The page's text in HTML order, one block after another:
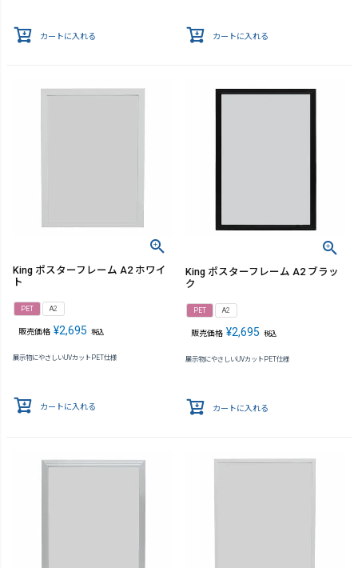
カートに入れる カートに入れる
King ポスターフレーム A2 ホワイ
ト
PET A2
販売価格 ¥2,695 税込
展示物にやさしいUVカットPET仕様
カートに入れる
King ポスターフレーム A2 ブラッ
ク
PET A2
販売価格 ¥2,695 税込
展示物にやさしいUVカットPET仕様
カートに入れる